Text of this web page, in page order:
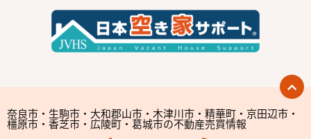
奈良市・生駒市・大和郡山市・木津川市・精華町・京田辺市・
橿原市・香芝市・広陵町・葛城市の不動産売買情報